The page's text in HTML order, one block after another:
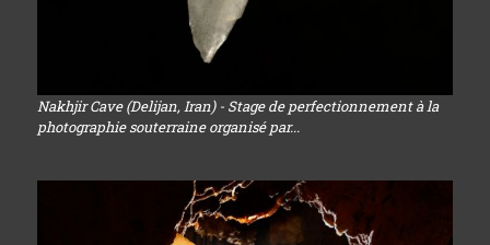
Nakhjir Cave (Delijan, Iran) - Stage de perfectionnement à la
photographie souterraine organisé par...